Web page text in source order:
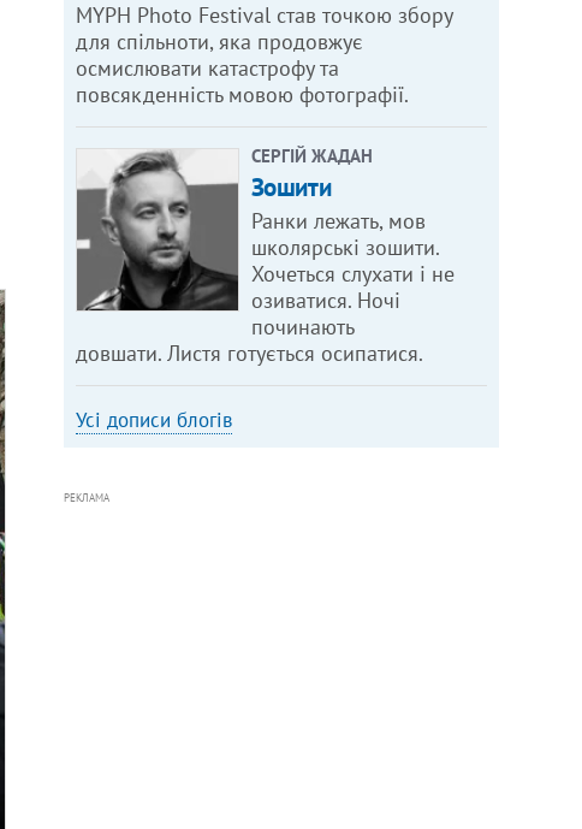
MYPH Photo Festival став точкою збору
для спільноти, яка продовжує
осмислювати катастрофу та
повсякденність мовою фотографії.
СЕРГІЙ ЖАДАН
Зошити
Ранки лежать, мов
школярські зошити.
Хочеться слухати і не
озиватися. Ночі
починають
довшати. Листя готується осипатися.
Усі дописи блогів
РЕКЛАМА